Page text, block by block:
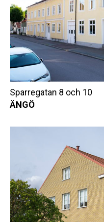
Sparregatan 8 och 10
ÄNGÖ